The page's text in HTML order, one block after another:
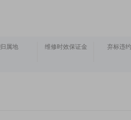
归属地 维修时效保证金 弃标违